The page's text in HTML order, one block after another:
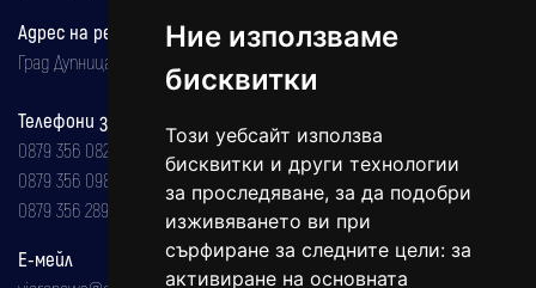
Ние използваме
бисквитки
Този уебсайт използва
бисквитки и други технологии
за проследяване, за да подобри
изживяването ви при
сърфиране за следните цели: за
активиране на основната
Адрес на редакцията
Град Дупница, ул.''Христо Ботев" 43
Телефони за реклама и абонаменти
0879 356 082
0879 356 098
0879 356 289
Е-мейл